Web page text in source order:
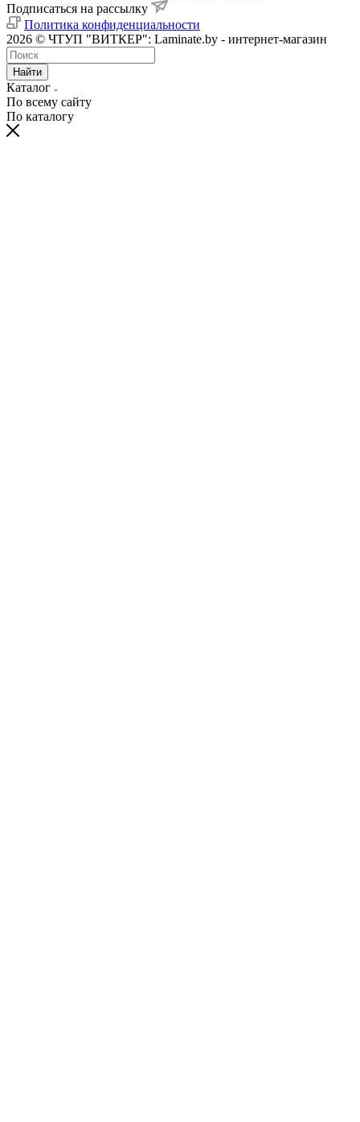
Подписаться на рассылку
Политика конфиденциальности
2026 © ЧТУП "ВИТКЕР": Laminate.by - интернет-магазин
Найти
Каталог
По всему сайту
По каталогу